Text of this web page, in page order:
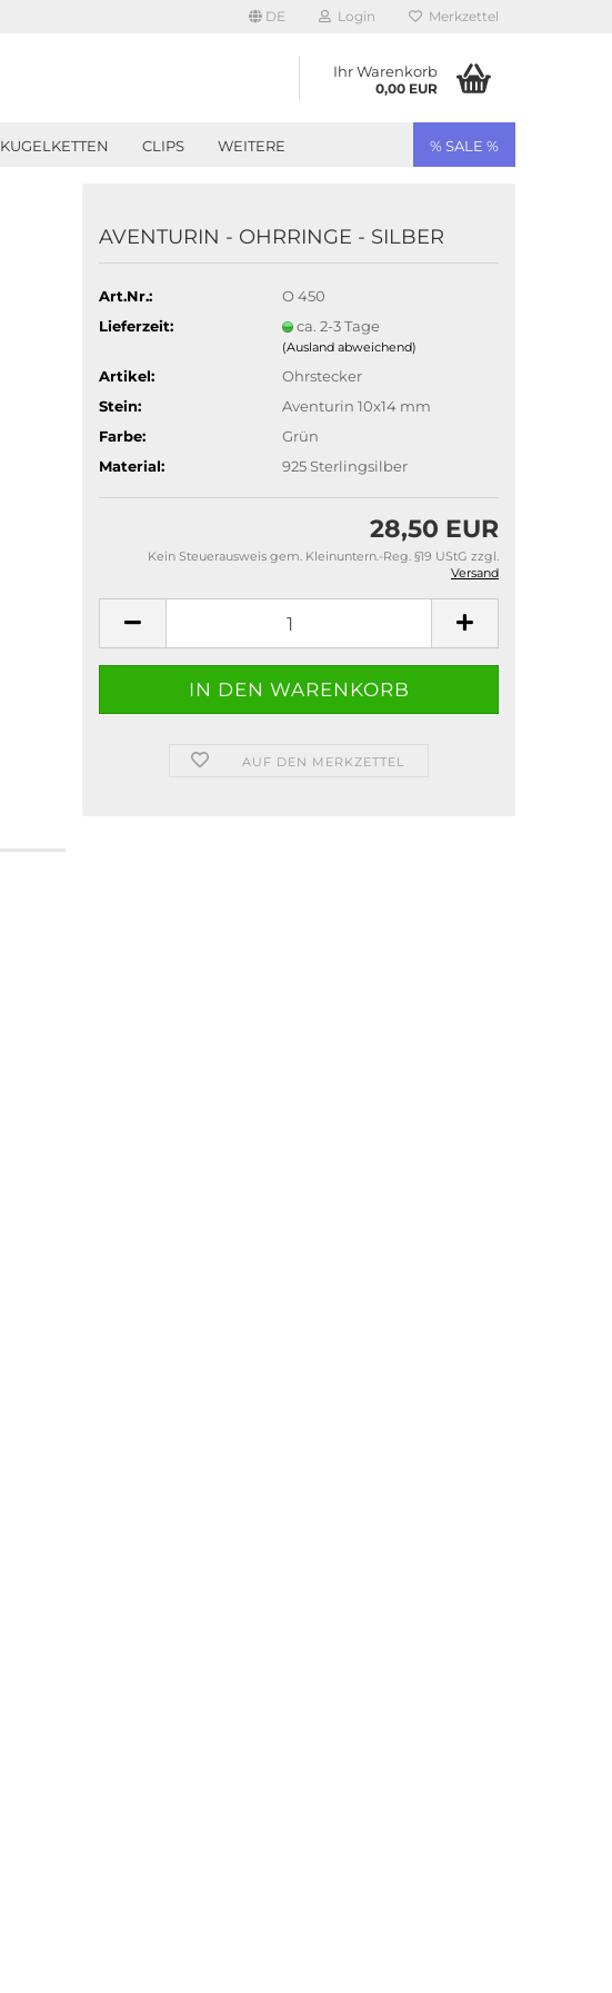
DE Login Merkzettel
Ihr Warenkorb
0,00 EUR
KUGELKETTEN CLIPS % SALE %
WEITERE
AVENTURIN - OHRRINGE - SILBER
Art.Nr.:
O 450
Lieferzeit:
ca. 2-3 Tage
(Ausland abweichend)
Artikel:
Ohrstecker
Stein:
Aventurin 10x14 mm
Farbe:
Grün
Material:
925 Sterlingsilber
28,50 EUR
Kein Steuerausweis gem. Kleinuntern.-Reg. §19 UStG zzgl.
Versand
AUF DEN MERKZETTEL